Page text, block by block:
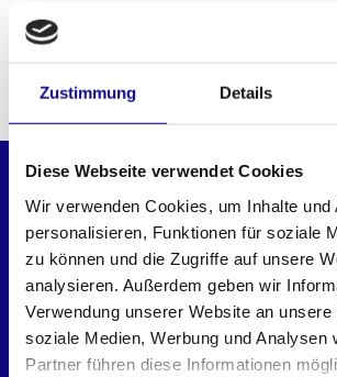
Zustimmung Details
Diese Webseite verwendet Cookies
Wir verwenden Cookies, um Inhalte und
personalisieren, Funktionen für soziale
zu können und die Zugriffe auf unsere
analysieren. Außerdem geben wir
Verwendung unserer Website an
soziale Medien, Werbung und Analysen
Partner führen diese Informationen
gedacht – clever gemacht.
PASST
BASELINE